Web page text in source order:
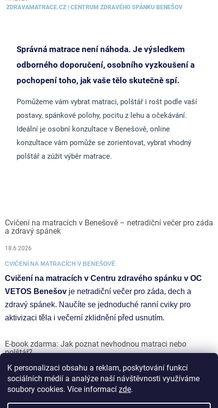
K personalizaci obsahu a reklam, poskytování funkcí
sociálních médií a analýze naší návštěvnosti využíváme
soubory cookies. Více informací zde.
ZDRAVAMATRACE.CZ | CENTRUM ZDRAVÉHO SPÁNKU BENEŠOV
Správná matrace není náhoda. Je výsledkem
odborného doporučení, osobního vyzkoušení a
pochopení toho, jak vaše tělo skutečně spí.
Pomůžeme vám vybrat matraci, polštář i rošt podle vaší
postavy, spánkové polohy, pocitu z lehu a očekávání.
Ideální je osobní konzultace v Benešově, online
konzultace vám pomůže se zorientovat, vybrat vhodný
polštář a zúžit výběr matrace.
Cvičení na matracích v Benešově – netradiční večer pro záda
a zdravý spánek
18.6.2026
CVIČENÍ NA MATRACÍCH V BENEŠOVĚ
Cvičení na matracích v Centru zdravého spánku v OC
VETOS Benešov je netradiční večer pro záda, dech a
zdravý spánek. Naučíte se jednoduché ranní cviky pro
aktivizaci těla i večerní zklidnění před usnutím.
E-book zdarma: Jak poznat nevhodnou matraci nebo
polštář?
17.6.2026